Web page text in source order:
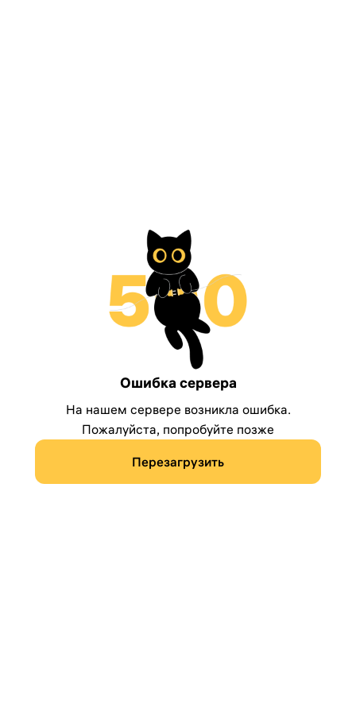
Ошибка сервера
На нашем сервере возникла ошибка.
Пожалуйста, попробуйте позже
Перезагрузить